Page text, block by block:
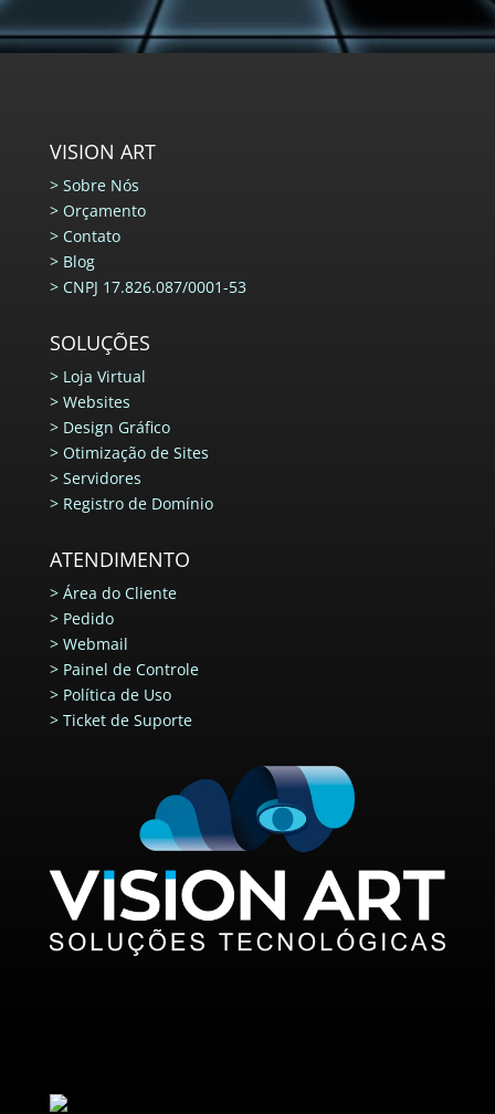
VISION ART
> Sobre Nós
> Orçamento
> Contato
> Blog
> CNPJ 17.826.087/0001-53
SOLUÇÕES
> Loja Virtual
> Websites
> Design Gráfico
> Otimização de Sites
> Servidores
> Registro de Domínio
ATENDIMENTO
> Área do Cliente
> Pedido
> Webmail
> Painel de Controle
> Política de Uso
> Ticket de Suporte